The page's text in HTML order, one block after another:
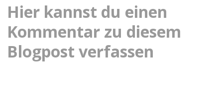
Hier kannst du einen
Kommentar zu diesem
Blogpost verfassen